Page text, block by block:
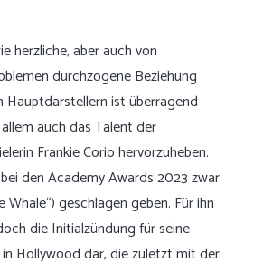
herzliche, aber auch von
durchzogene Beziehung
Hauptdarstellern ist überragend
auch das Talent der
Frankie Corio hervorzuheben.
den Academy Awards 2023 zwar
Whale“) geschlagen geben. Für ihn
die Initialzündung für seine
Hollywood dar, die zuletzt mit der